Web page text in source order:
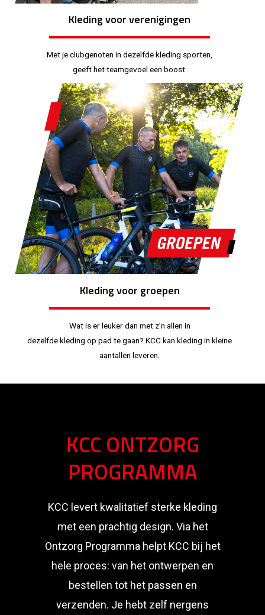
Kleding voor verenigingen
Met je clubgenoten in dezelfde kleding sporten,
geeft het teamgevoel een boost.
Kleding voor groepen
Wat is er leuker dan met z’n allen in
dezelfde kleding op pad te gaan? KCC kan kleding in kleine
aantallen leveren.
KCC ONTZORG
PROGRAMMA
KCC levert kwalitatief sterke kleding
met een prachtig design. Via het
Ontzorg Programma helpt KCC bij het
hele proces: van het ontwerpen en
bestellen tot het passen en
verzenden. Je hebt zelf nergens